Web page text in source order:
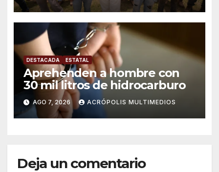
DESTACADA ESTATAL
Aprehenden a hombre con
30 mil litros de hidrocarburo
AGO 7, 2026 ACRÓPOLIS MULTIMEDIOS
Deja un comentario